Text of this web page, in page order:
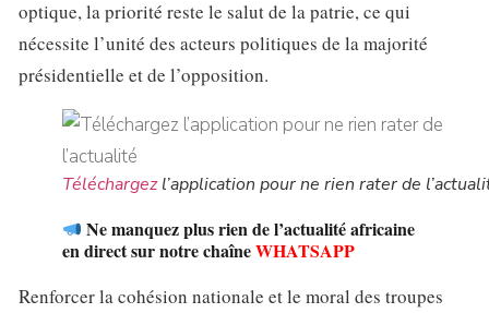
optique, la priorité reste le salut de la patrie, ce qui
nécessite l’unité des acteurs politiques de la majorité
présidentielle et de l’opposition.
Téléchargezl’application pour ne rien rater de
Ne manquez plus rien de l’actualité africaine
en direct sur notre chaîneWHATSAPP
Renforcer la cohésion nationale et le moral des troupes